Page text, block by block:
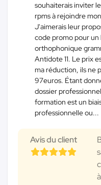
souhaiterais inviter
rpms à rejoindre
J'aimerais leur
code promo pour
orthophonique
Antidote 11. Le prix
ma réduction, ils ne
97euros. Étant
dossier
formation est un
professionnelle ou...
Avis du client